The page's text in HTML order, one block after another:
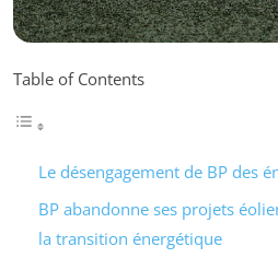
Table of Contents
Le désengagement de BP des
BP abandonne ses projets
la transition énergétique